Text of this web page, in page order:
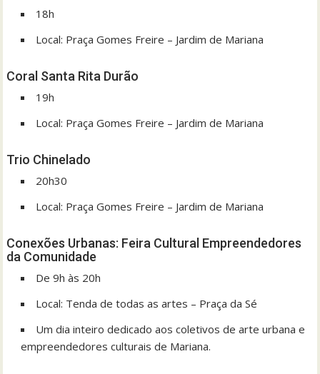
18h
Local: Praça Gomes Freire – Jardim de Mariana
Coral Santa Rita Durão
19h
Local: Praça Gomes Freire – Jardim de Mariana
Trio Chinelado
20h30
Local: Praça Gomes Freire – Jardim de Mariana
Conexões Urbanas: Feira Cultural Empreendedores
da Comunidade
De 9h às 20h
Local: Tenda de todas as artes – Praça da Sé
Um dia inteiro dedicado aos coletivos de arte urbana e
empreendedores culturais de Mariana.